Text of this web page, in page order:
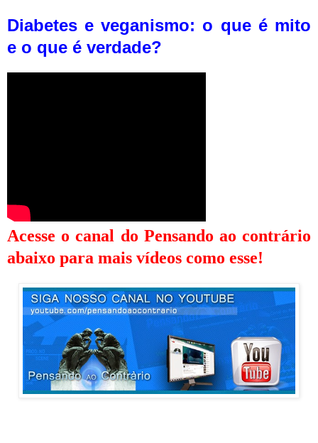
Diabetes e veganismo: o que é mito
e o que é verdade?
Acesse o canal do Pensando ao contrário
abaixo para mais vídeos como esse!